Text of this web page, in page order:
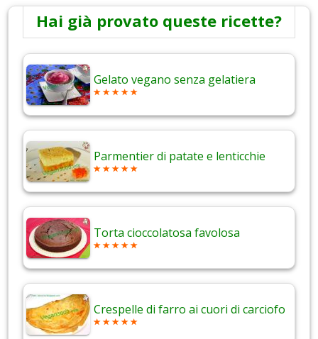
Hai già provato queste ricette?
Gelato vegano senza gelatiera
Parmentier di patate e lenticchie
Torta cioccolatosa favolosa
Crespelle di farro ai cuori di carciofo